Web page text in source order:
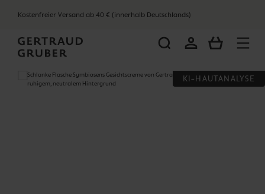
Kostenfreier Versand ab 40 € (innerhalb Deutschlands)
KI-HAUTANALYSE
Bildergalerie überspringen